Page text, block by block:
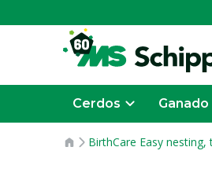
Cerdos Ganado
BirthCare Easy